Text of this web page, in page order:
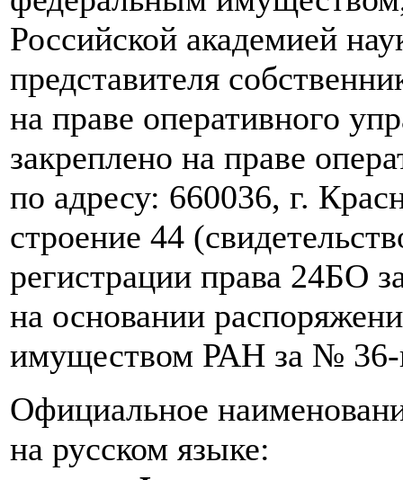
Российской академией
представителя
на праве оперативного
закреплено на праве
по адресу: 660036, г.
строение 44
регистрации права 24БО
на основании
имуществом РАН за № 36-
Официальное
на русском языке: